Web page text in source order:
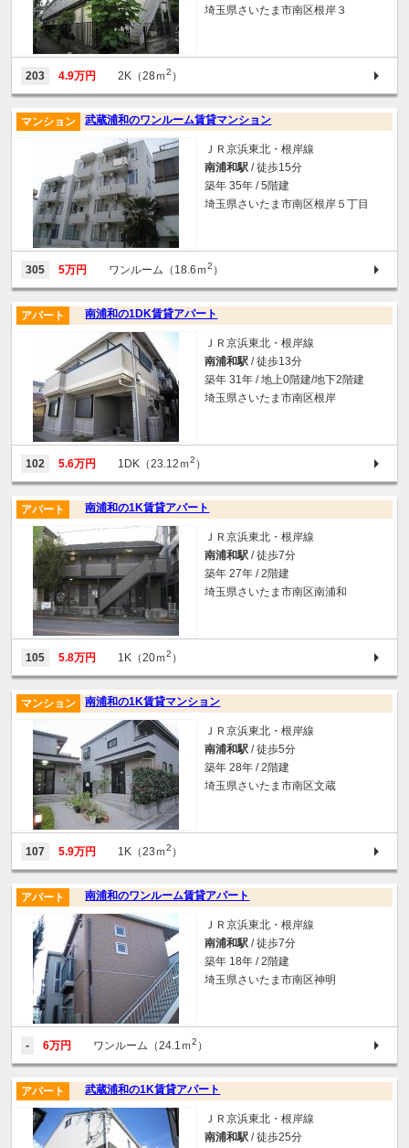
埼玉県さいたま市南区根岸３
203 4.9万円 2K（28ｍ2 ）
武蔵浦和のワンルーム賃貸マンション
マンション
ＪＲ京浜東北・根岸線
南浦和駅 / 徒歩15分
築年 35年 / 5階建
埼玉県さいたま市南区根岸５丁目
305 5万円 ワンルーム（18.6ｍ2 ）
南浦和の1DK賃貸アパート
アパート
ＪＲ京浜東北・根岸線
南浦和駅 / 徒歩13分
築年 31年 / 地上0階建/地下2階建
埼玉県さいたま市南区根岸
102 5.6万円 1DK（23.12ｍ2 ）
南浦和の1K賃貸アパート
アパート
ＪＲ京浜東北・根岸線
南浦和駅 / 徒歩7分
築年 27年 / 2階建
埼玉県さいたま市南区南浦和
105 5.8万円 1K（20ｍ2 ）
南浦和の1K賃貸マンション
マンション
ＪＲ京浜東北・根岸線
南浦和駅 / 徒歩5分
築年 28年 / 2階建
埼玉県さいたま市南区文蔵
107 5.9万円 1K（23ｍ2 ）
南浦和のワンルーム賃貸アパート
アパート
ＪＲ京浜東北・根岸線
南浦和駅 / 徒歩7分
築年 18年 / 2階建
埼玉県さいたま市南区神明
- 6万円 ワンルーム（24.1ｍ2 ）
武蔵浦和の1K賃貸アパート
アパート
ＪＲ京浜東北・根岸線
南浦和駅 / 徒歩25分